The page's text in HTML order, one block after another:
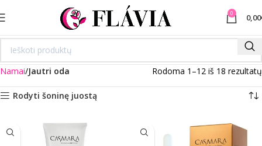
0 0,00
Namai Jautri oda Rodoma 1–12 iš 18 rezultatų
Rodyti šoninę juostą